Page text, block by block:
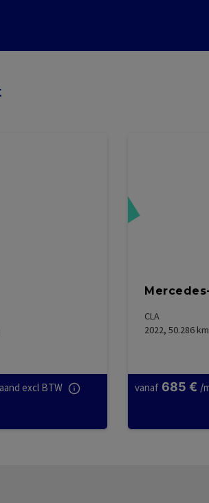
excl BTW
CLA
2022, 50.286 km
vanaf 685 € /